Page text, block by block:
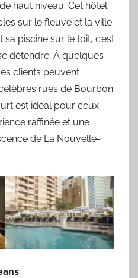
haut niveau. Cet hôtel
sur le fleuve et la ville.
piscine sur le toit, c’est
détendre. À quelques
clients peuvent
rues de Bourbon
est idéal pour ceux
raffinée et une
de La Nouvelle-